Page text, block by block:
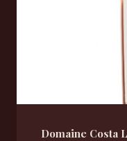
Domaine Costa